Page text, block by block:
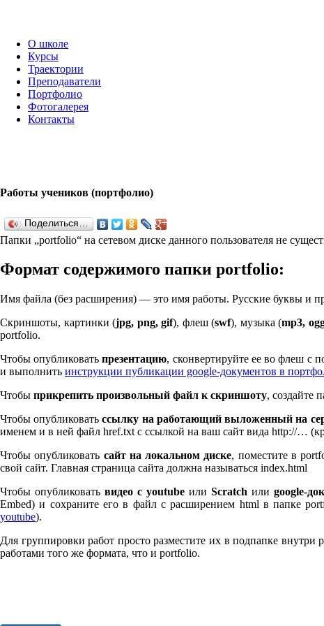
О школе
Курсы
Траектории
Преподаватели
Портфолио
Фотогалерея
Контакты
Работы учеников (портфолио)
Поделиться…
Папки „port­fo­lio“ на сетевом диске данного пользователя не
Формат содержимого папки port­fo­lio:
Имя файла (без расширения) — это имя работы. Русские буквы и
Скриншоты, картинки (jpg, png, gif), флеш (swf), музыка (mp3,
port­fo­lio.
Чтобы опубликоватьпрезентацию, сконвертируйте ее во флеш с
и выполнить инструкции публикации google-документов в
Чтобы прикрепить произвольный файл к скриншоту, создайте
Чтобы опубликоватьссылку на работающий выложенный на
именем и в ней файл href.txt с ссылкой на ваш сайт вида http://…
Чтобы опубликовать сайт на локальном диске, поместите в
свой сайт. Главная страница сайта должна называться index.html
Чтобы опубликоватьвидео с youtube илиScratch илиgoogle-
Embed) и сохраните его в файл с расширением html в папке
youtube).
Для группировки работ просто разместите их в подпапке
работами того же формата, что и port­fo­lio.